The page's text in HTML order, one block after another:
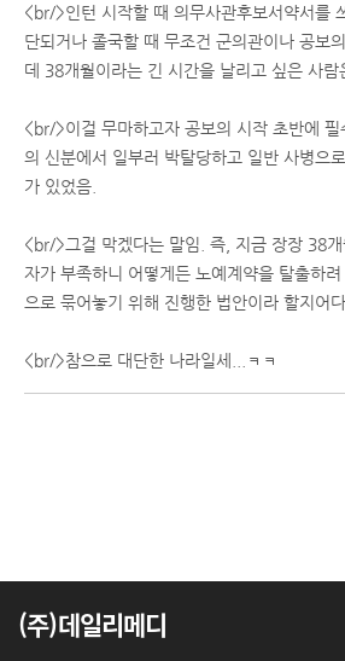
<br/>인턴 시작할 때 의무사관후보서약서를
단되거나 졸국할 때 무조건 군의관이나 공보
데 38개월이라는 긴 시간을 날리고 싶은 사람
<br/>이걸 무마하고자 공보의 시작 초반에 필
의 신분에서 일부러 박탈당하고 일반 사병으
가 있었음.
<br/>그걸 막겠다는 말임. 즉, 지금 장장 38
자가 부족하니 어떻게든 노예계약을 탈출하
으로 묶어놓기 위해 진행한 법안이라 할지어다
<br/>참으로 대단한 나라일세...ㅋㅋ
(주)데일리메디